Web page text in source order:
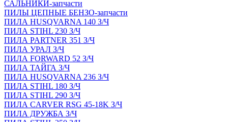
САЛЬНИКИ-запчасти
ПИЛЫ ЦЕПНЫЕ БЕНЗО-запчасти
ПИЛА HUSQVARNA 140 З/Ч
ПИЛА STIHL 230 З/Ч
ПИЛА PARTNER 351 З/Ч
ПИЛА УРАЛ З/Ч
ПИЛА FORWARD 52 З/Ч
ПИЛА ТАЙГА З/Ч
ПИЛА HUSQVARNA 236 З/Ч
ПИЛА STIHL 180 З/Ч
ПИЛА STIHL 290 З/Ч
ПИЛА CARVER RSG 45-18K З/Ч
ПИЛА ДРУЖБА З/Ч